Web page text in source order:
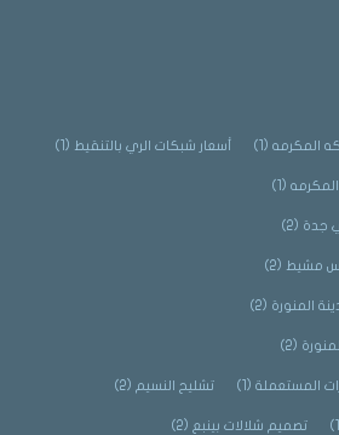
المكرمه(1) أسعار شبكات الري بالتنقيط (1)
(1)
جدة (2)
مشيط (2)
المنورة (2)
(2)
المستعملة(1) تشليح النسيم(2)
تصميم شلالات بينبع (2)